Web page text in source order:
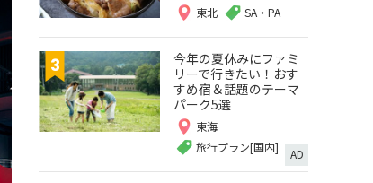
東北 SA・PA
今年の夏休みにファミ
リーで行きたい！おす
すめ宿＆話題のテーマ
パーク5選
東海
旅行プラン[国内]
AD